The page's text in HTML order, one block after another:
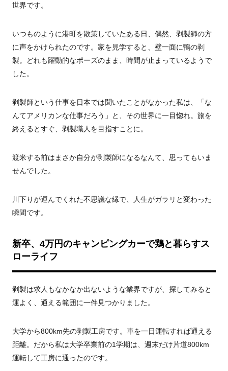
世界です。
いつものように港町を散策していたある日、偶然、剥製師の方
に声をかけられたのです。家を見学すると、壁一面に鴨の剥
製。どれも躍動的なポーズのまま、時間が止まっているようで
した。
剥製師という仕事を日本では聞いたことがなかった私は、「な
んてアメリカンな仕事だろう」と、その世界に一目惚れ。旅を
終えるとすぐ、剥製職人を目指すことに。
渡米する前はまさか自分が剥製師になるなんて、思ってもいま
せんでした。
川下りが運んでくれた不思議な縁で、人生がガラリと変わった
瞬間です。
新卒、4万円のキャンピングカーで鶏と暮らすス
ローライフ
剥製は求人もなかなか出ないような業界ですが、探してみると
運よく、通える範囲に一件見つかりました。
大学から800km先の剥製工房です。車を一日運転すれば通える
距離。だから私は大学卒業前の1学期は、週末だけ片道800km
運転して工房に通ったのです。